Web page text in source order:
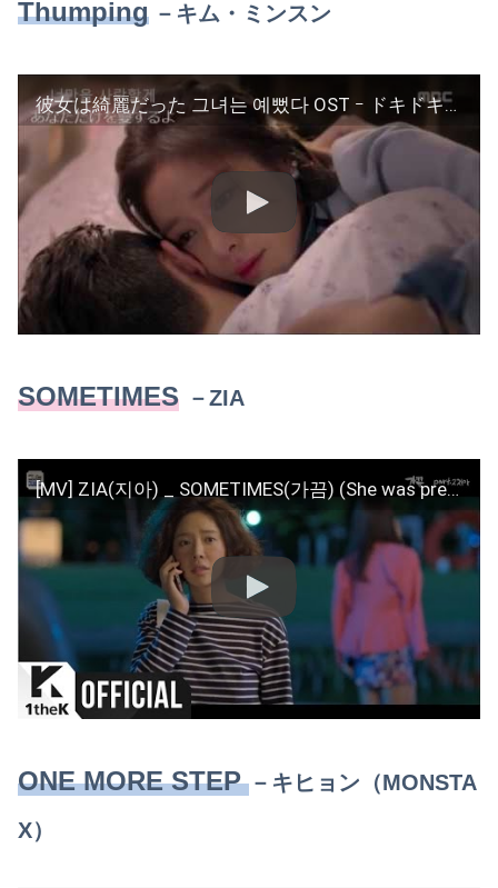
Thumping － キム・ミンスン
彼女は綺麗だった 그녀는 예뻤다 OST ｰ ドキドキドキ 쿵쿵쿵 / キム ミンスン 김민승
SOMETIMES －ZIA
[MV] ZIA(지아) _ SOMETIMES(가끔) (She was pretty(그녀는 예뻤다) OST Part.2)
ONE MORE STEP － キヒョン（MONSTA
X）